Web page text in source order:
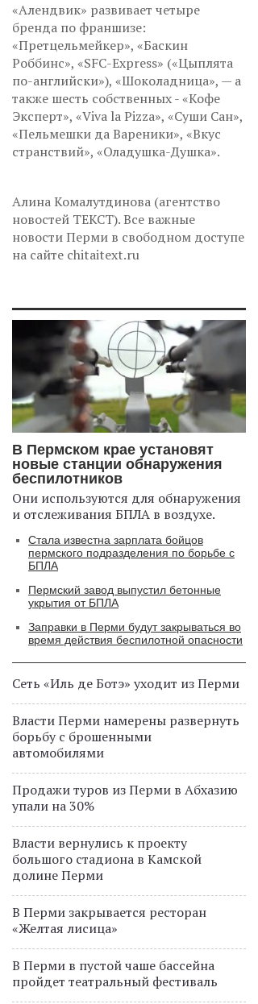
«Алендвик» развивает четыре
бренда по франшизе:
«Претцельмейкер», «Баскин
Роббинс», «SFC-Express» («Цыплята
по-английски»), «Шоколадница», — а
также шесть собственных - «Кофе
Эксперт», «Viva la Pizza», «Суши Сан»,
«Пельмешки да Вареники», «Вкус
странствий», «Оладушка-Душка».
Алина Комалутдинова (агентство
новостей ТЕКСТ). Все важные
новости Перми в свободном доступе
на сайте chitaitext.ru
В Пермском крае установят
новые станции обнаружения
беспилотников
Они используются для обнаружения
и отслеживания БПЛА в воздухе.
Стала известна зарплата бойцов
пермского подразделения по борьбе с
БПЛА
Пермский завод выпустил бетонные
укрытия от БПЛА
Заправки в Перми будут закрываться во
время действия беспилотной опасности
Сеть «Иль де Ботэ» уходит из Перми
Власти Перми намерены развернуть
борьбу с брошенными
автомобилями
Продажи туров из Перми в Абхазию
упали на 30%
Власти вернулись к проекту
большого стадиона в Камской
долине Перми
В Перми закрывается ресторан
«Желтая лисица»
В Перми в пустой чаше бассейна
пройдет театральный фестиваль